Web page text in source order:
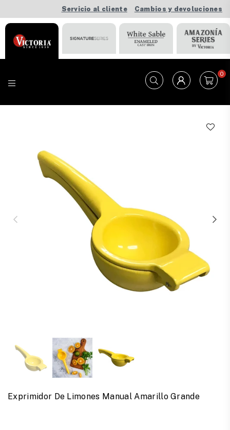
Servicio al cliente Cambios y devoluciones
0
Exprimidor De Limones Manual Amarillo Grande